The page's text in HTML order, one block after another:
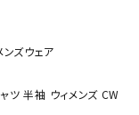
ンズウェア
ツ 半袖 ウィメンズ CW